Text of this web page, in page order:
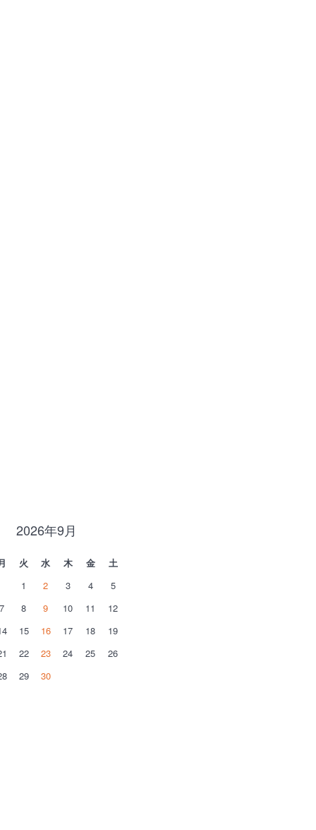
2026年9月
火 水 木 金
土
1
2 3 4
5
7
8 9 10 11
12
15 16 17 18
19
22 23 24 25
26
29 30